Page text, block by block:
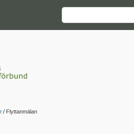
Flyttanmälan